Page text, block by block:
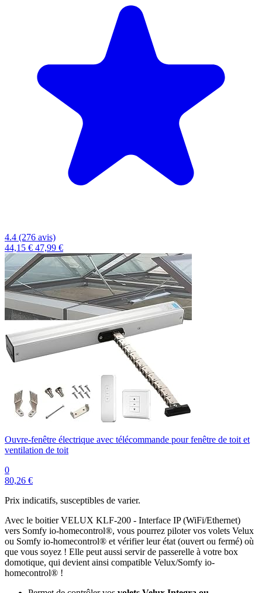
4.4 (276 avis)
44,15 € 47,99 €
Ouvre-fenêtre électrique avec télécommande pour fenêtre de toit et
ventilation de toit
0
80,26 €
Prix indicatifs, susceptibles de varier.
Avec le boitier VELUX KLF-200 - Interface IP (WiFi/Ethernet)
vers Somfy io‑homecontrol®, vous pourrez piloter vos volets Velux
ou Somfy io-homecontrol® et vérifier leur état (ouvert ou fermé) où
que vous soyez ! Elle peut aussi servir de passerelle à votre box
domotique, qui devient ainsi compatible Velux/Somfy io-
homecontrol® !